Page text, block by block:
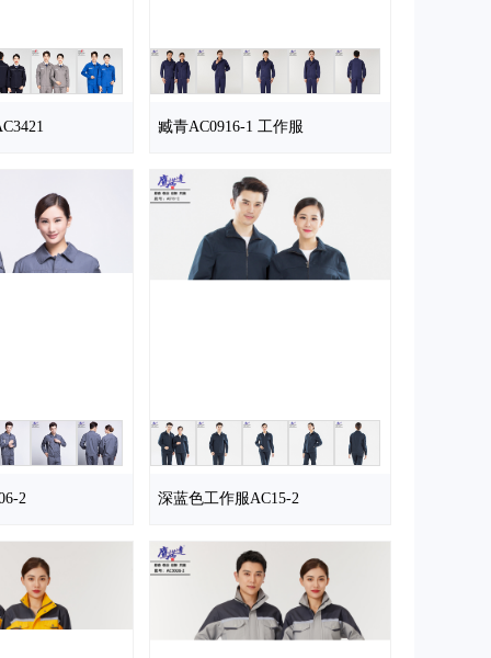
臧青AC0916-1 工作服
2 深蓝色工作服AC15-2